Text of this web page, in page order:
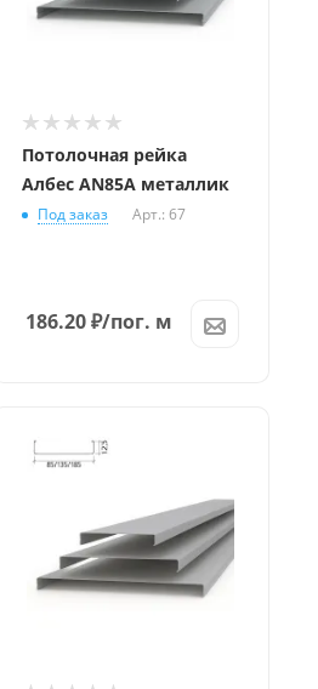
Потолочная рейка
Албес AN85A металлик
Под заказ Арт.: 67
186.20₽/пог. м